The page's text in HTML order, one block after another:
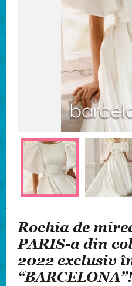
Rochia de
PARIS-a din
2022 exclusiv
“BARCELONA”!